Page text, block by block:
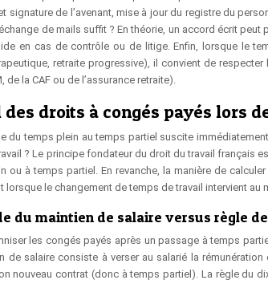
signature de l’avenant, mise à jour du registre du
de mails suffit ? En théorie, un accord écrit
en cas de contrôle ou de litige. Enfin, lorsque le
retraite progressive), il convient de
de la CAF ou de l’assurance retraite).
des droits à congés payés lors
du temps plein au temps partiel suscite
? Le principe fondateur du droit du travail français
ou à temps partiel. En revanche, la manière de
lorsque le changement de temps de travail intervient au
du maintien de salaire versus règle
les congés payés après un passage à temps
de salaire consiste à verser au salarié la
nouveau contrat (donc à temps partiel). La règle du